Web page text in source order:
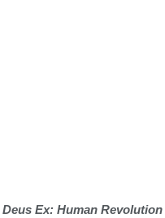
Deus Ex: Human Revolution